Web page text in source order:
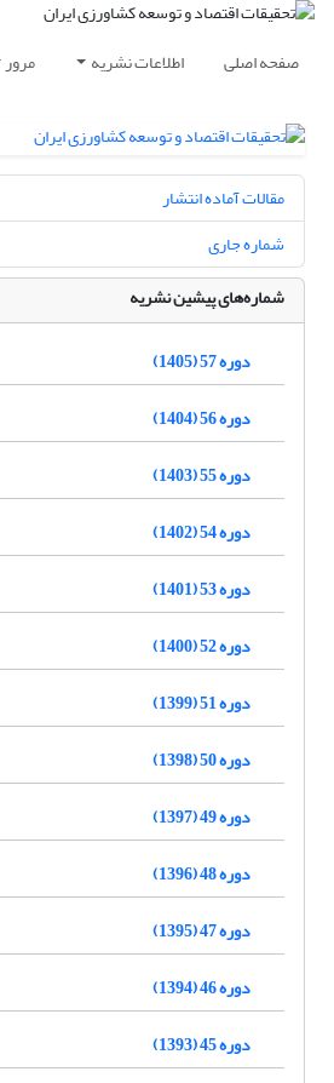
صفحه اصلی اطلاعات نشریه مرور
مقالات آماده انتشار
شماره جاری
شماره‌های پیشین نشریه
دوره 57 (1405)
دوره 56 (1404)
دوره 55 (1403)
دوره 54 (1402)
دوره 53 (1401)
دوره 52 (1400)
دوره 51 (1399)
دوره 50 (1398)
دوره 49 (1397)
دوره 48 (1396)
دوره 47 (1395)
دوره 46 (1394)
دوره 45 (1393)